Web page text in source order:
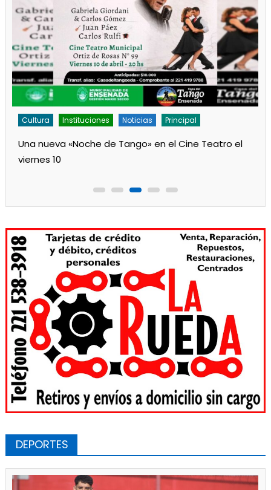
Cultura Instituciones Noticias Principal
Una nueva «Noche de Tango» en el Cine Teatro el
viernes 10
DEPORTES